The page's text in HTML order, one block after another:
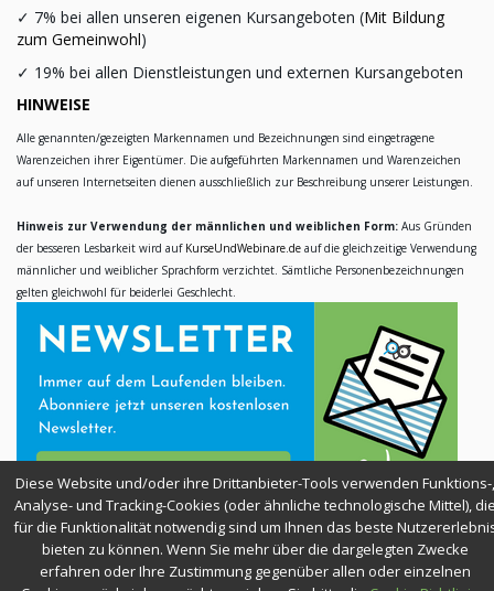
✓ 7% bei allen unseren eigenen Kursangeboten (Mit Bildung
zum Gemeinwohl)
✓ 19% bei allen Dienstleistungen und externen Kursangeboten
HINWEISE
Alle genannten/gezeigten Markennamen und Bezeichnungen sind eingetragene
Warenzeichen ihrer Eigentümer. Die aufgeführten Markennamen und Warenzeichen
auf unseren Internetseiten dienen ausschließlich zur Beschreibung unserer Leistungen.
Hinweis zur Verwendung der männlichen und weiblichen Form: Aus Gründen
der besseren Lesbarkeit wird auf KurseUndWebinare.de auf die gleichzeitige Verwendung
männlicher und weiblicher Sprachform verzichtet. Sämtliche Personenbezeichnungen
gelten gleichwohl für beiderlei Geschlecht.
SICHER EINKAUFEN
Diese Website und/oder ihre Drittanbieter-Tools verwenden Funktions-,
Analyse- und Tracking-Cookies (oder ähnliche technologische Mittel),
für die Funktionalität notwendig sind um Ihnen das beste
bieten zu können. Wenn Sie mehr über die dargelegten Zwecke
erfahren oder Ihre Zustimmung gegenüber allen oder einzelnen